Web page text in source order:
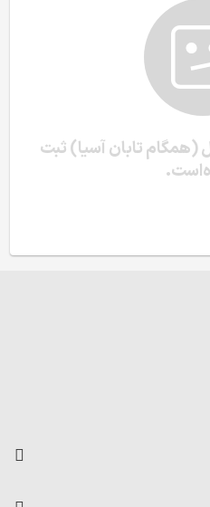
(همگام تابان آسیا) ثبت